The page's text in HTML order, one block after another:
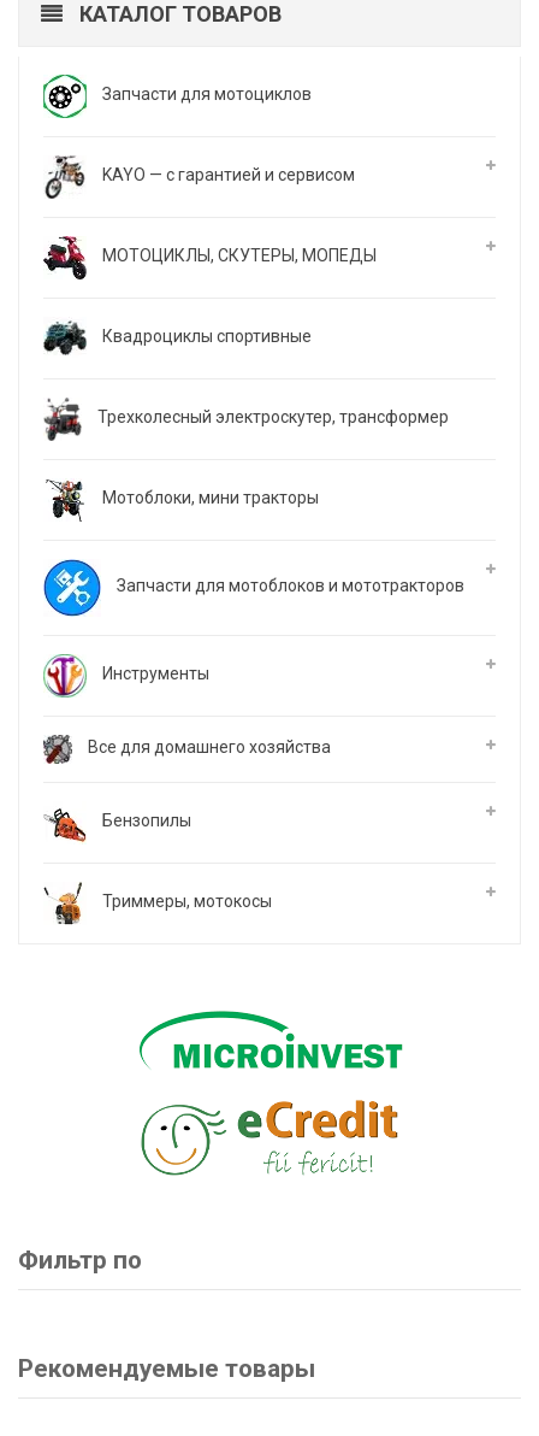
КАТАЛОГ ТОВАРОВ
Запчасти для мотоциклов
KAYO — с гарантией и сервисом
МОТОЦИКЛЫ, СКУТЕРЫ, МОПЕДЫ
Квадроциклы спортивные
Трехколесный электроскутер, трансформер
Мотоблоки, мини тракторы
Запчасти для мотоблоков и мототракторов
Инструменты
Все для домашнего хозяйства
Бензопилы
Триммеры, мотокосы
Фильтр по
Рекомендуемые товары